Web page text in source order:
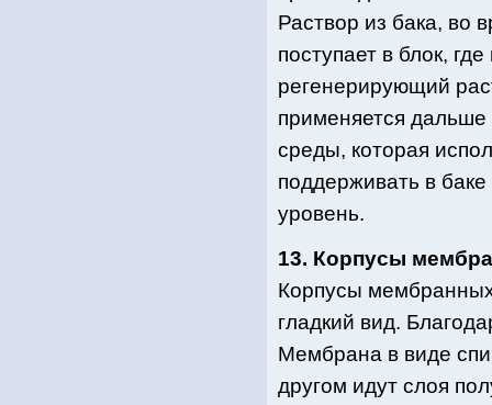
Раствор из бака, во
поступает в блок,
регенерирующий
применяется
среды, которая
поддерживать в
уровень.
13. Корпусы
Корпусы
гладкий вид.
Мембрана в виде
другом идут слоя